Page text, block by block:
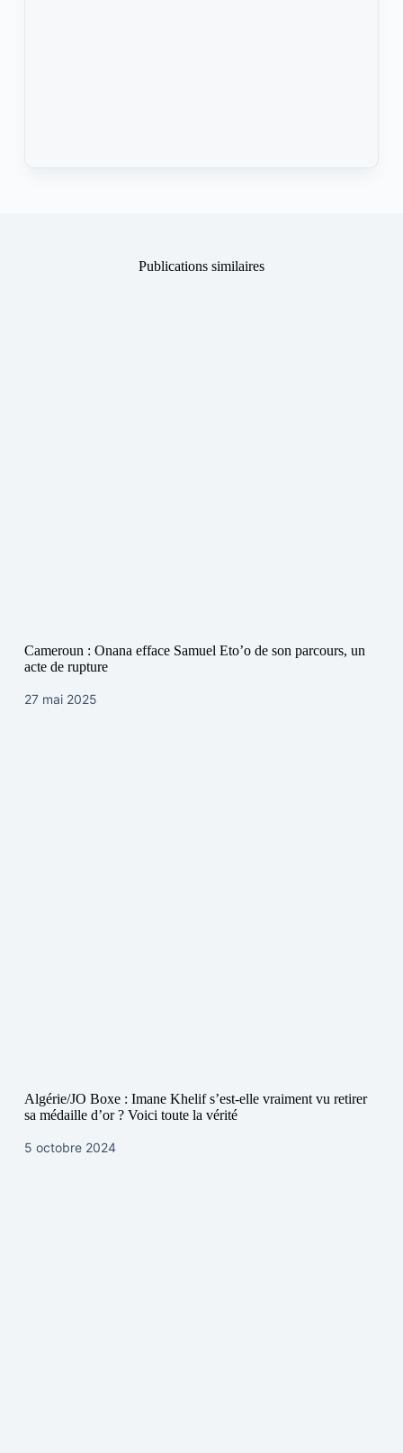
Publications similaires
Cameroun : Onana efface Samuel Eto’o de son parcours, un
acte de rupture
27 mai 2025
Algérie/JO Boxe : Imane Khelif s’est-elle vraiment vu retirer
sa médaille d’or ? Voici toute la vérité
5 octobre 2024